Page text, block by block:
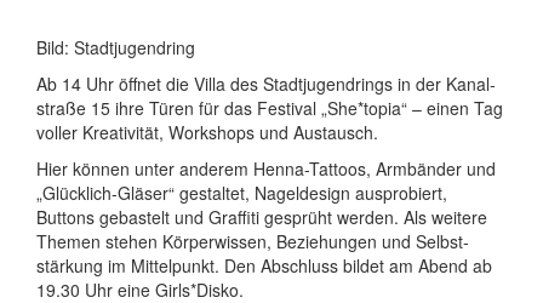
Bild: Stadtjugendring
Ab 14 Uhr öffnet die Villa des Stadt­jugend­rings in der Kanal­
straße 15 ihre Türen für das Festival „She*topia“ – einen Tag
voller Krea­tivität, Work­shops und Austausch.
Hier können unter anderem Henna-Tattoos, Arm­bänder und
„Glücklich-Gläser“ gestaltet, Nagel­design aus­probiert,
Buttons gebastelt und Graffiti gesprüht werden. Als weitere
Themen stehen Körper­wissen, Bezie­hungen und Selbst­
stärkung im Mittel­punkt. Den Ab­schluss bildet am Abend ab
19.30 Uhr eine Girls*Disko.